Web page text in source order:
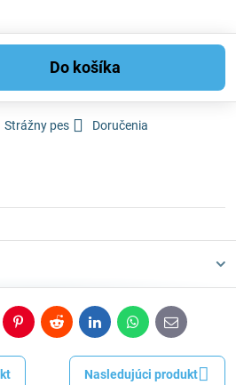
Do košíka
Strážny pes Doručenia
PinterestRedditLinkedInWhatsApp
E-
mail
Nasledujúci produkt